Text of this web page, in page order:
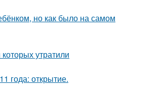
но как было на самом
утратили
года: открытие.